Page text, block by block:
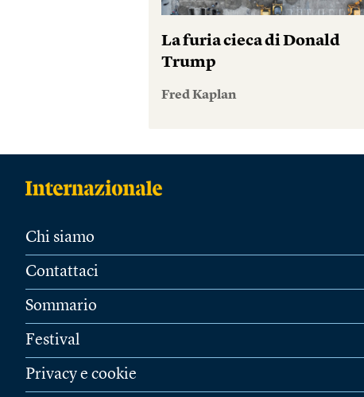
La furia cieca di Donald
Trump
Fred Kaplan
Chi siamo
Contattaci
Sommario
Festival
Privacy e cookie